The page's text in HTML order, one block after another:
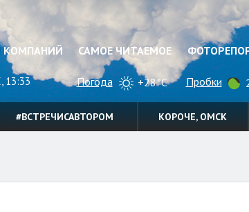
КОМПАНИЙ САМОЕ ЧИТАЕМОЕ
13:33 Погода +28°C Пробки
#ВСТРЕЧИСАВТОРОМ КОРОЧЕ, ОМСК